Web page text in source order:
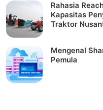
Rahasia
Kapasitas
Traktor
Mengenal
Pemula